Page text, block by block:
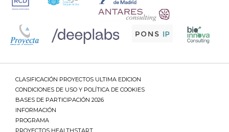
CLASIFICACIÓN PROYECTOS ULTIMA EDICION
CONDICIONES DE USO Y POLÍTICA DE COOKIES
BASES DE PARTICIPACIÓN 2026
INFORMACIÓN
PROGRAMA
PROYECTOS HEALTHSTART